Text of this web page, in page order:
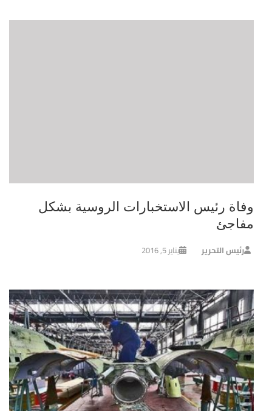
وفاة رئيس الاستخبارات الروسية بشكل
مفاجئ
رئيس التحرير يناير 5, 2016